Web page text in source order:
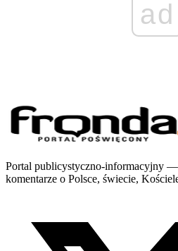
ad
Portal publicystyczno-informacyjny
komentarze o Polsce, świecie,